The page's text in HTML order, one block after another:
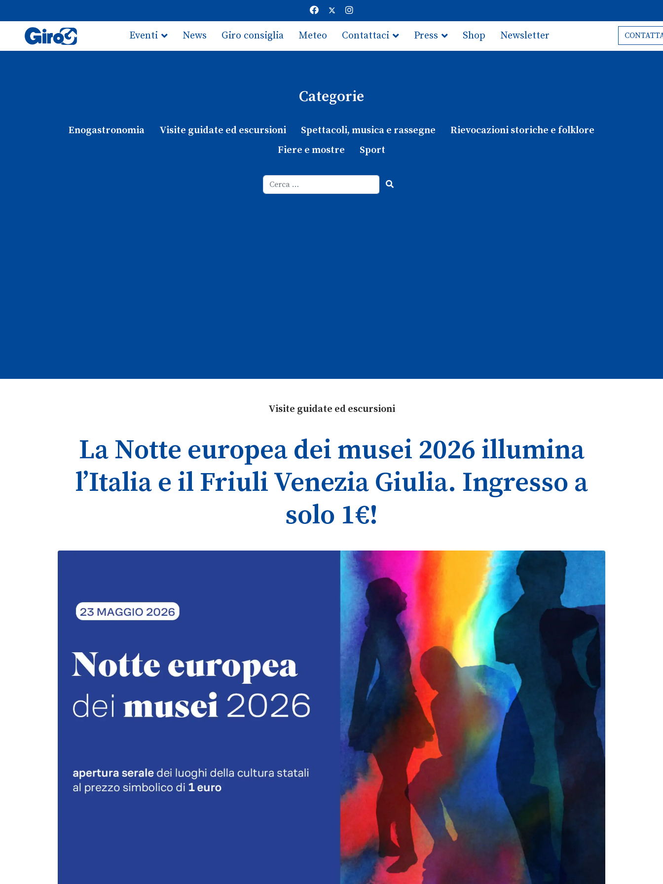
Eventi News Giro consiglia Meteo Contattaci Press Shop Newsletter
Categorie
Enogastronomia Visite guidate ed escursioni Spettacoli, musica e rassegne
Rievocazioni storiche e folklore
Fiere e mostre
Sport
Visite guidate ed escursioni
La Notte europea dei musei 2026 illumina
l’Italia e il Friuli Venezia Giulia. Ingresso a
solo 1€!